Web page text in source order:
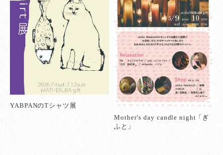
YABPANのTシャツ展
Mother’s day candle night 「ぎ
ふと」